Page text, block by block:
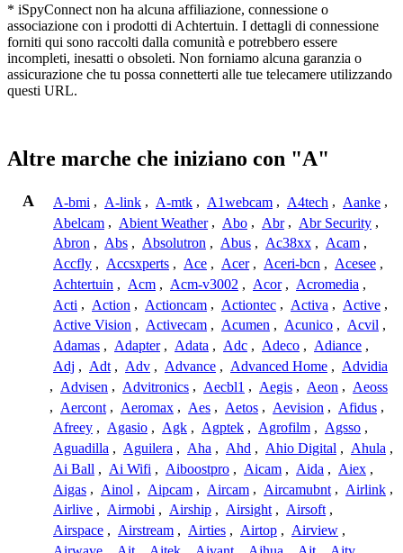
* iSpyConnect non ha alcuna affiliazione, connessione o
associazione con i prodotti di Achtertuin. I dettagli di connessione
forniti qui sono raccolti dalla comunità e potrebbero essere
incompleti, inesatti o obsoleti. Non forniamo alcuna garanzia o
assicurazione che tu possa connetterti alle tue telecamere utilizzando
questi URL.
Altre marche che iniziano con "A"
A A-bmi , A-link , A-mtk , A1webcam , A4tech , Aanke ,
Abelcam , Abient Weather , Abo , Abr , Abr Security ,
Abron , Abs , Absolutron , Abus , Ac38xx , Acam ,
Accfly , Accsxperts , Ace , Acer , Aceri-bcn , Acesee ,
Achtertuin , Acm , Acm-v3002 , Acor , Acromedia ,
Acti , Action , Actioncam , Actiontec , Activa , Active ,
Active Vision , Activecam , Acumen , Acunico , Acvil ,
Adamas , Adapter , Adata , Adc , Adeco , Adiance ,
Adj , Adt , Adv , Advance , Advanced Home , Advidia
, Advisen , Advitronics , Aecbl1 , Aegis , Aeon , Aeoss
, Aercont , Aeromax , Aes , Aetos , Aevision , Afidus ,
Afreey , Agasio , Agk , Agptek , Agrofilm , Agsso ,
Aguadilla , Aguilera , Aha , Ahd , Ahio Digital , Ahula ,
Ai Ball , Ai Wifi , Aiboostpro , Aicam , Aida , Aiex ,
Aigas , Ainol , Aipcam , Aircam , Aircamubnt , Airlink ,
Airlive , Airmobi , Airship , Airsight , Airsoft ,
Airspace , Airstream , Airties , Airtop , Airview ,